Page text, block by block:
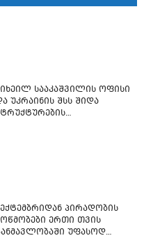
სააკაშვილის ოფისი
უკრაინის შსს შიდა
პირადობის
ერთი თვის
უფასოდ